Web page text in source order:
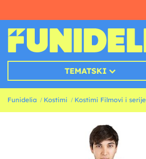
TEMATSKI
Funidelia Kostimi Kostimi Filmovi i serije